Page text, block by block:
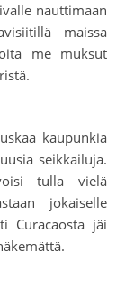
nauttimaan
maissa
me muksut
kaupunkia
seikkailuja.
tulla vielä
jokaiselle
Curacaosta jäi